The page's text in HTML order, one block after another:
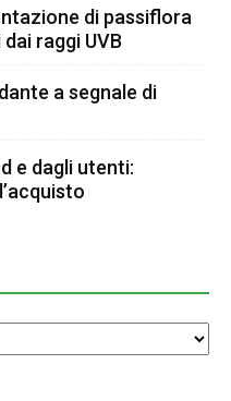
di passiflora
raggi UVB
a segnale di
e dagli utenti: